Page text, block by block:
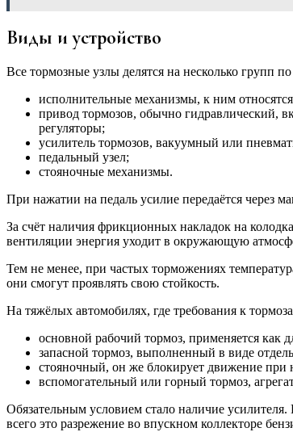
Виды и устройство
Все тормозные узлы делятся на несколько групп
исполнительные механизмы, к ним
привод тормозов, обычно гидравлический,
регуляторы;
усилитель тормозов, вакуумный или
педальный узел;
стояночные механизмы.
При нажатии на педаль усилие передаётся через
За счёт наличия фрикционных накладок на
вентиляции энергия уходит в окружающую
Тем не менее, при частых торможениях
они смогут проявлять свою стойкость.
На тяжёлых автомобилях, где требования к
основной рабочий тормоз, применяется
запасной тормоз, выполненный в виде
стояночный, он же блокирует движение при
вспомогательный или горный тормоз,
Обязательным условием стало наличие
всего это разрежение во впускном коллекторе